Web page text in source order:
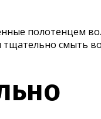
полотенцем
тщательно смыть